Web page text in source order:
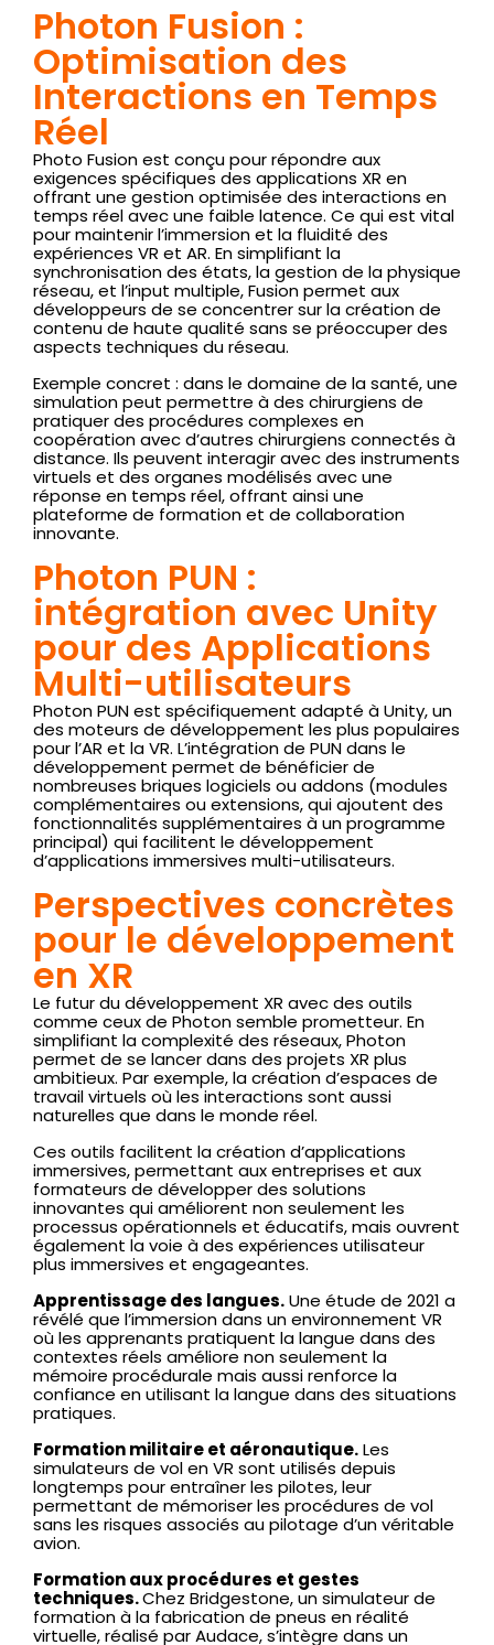
Photon Fusion :
Optimisation des
Interactions en Temps
Réel
Photo Fusion est conçu pour répondre aux
exigences spécifiques des applications XR en
offrant une gestion optimisée des interactions en
temps réel avec une faible latence. Ce qui est vital
pour maintenir l’immersion et la fluidité des
expériences VR et AR. En simplifiant la
synchronisation des états, la gestion de la physique
réseau, et l’input multiple, Fusion permet aux
développeurs de se concentrer sur la création de
contenu de haute qualité sans se préoccuper des
aspects techniques du réseau.
Exemple concret : dans le domaine de la santé, une
simulation peut permettre à des chirurgiens de
pratiquer des procédures complexes en
coopération avec d’autres chirurgiens connectés à
distance. Ils peuvent interagir avec des instruments
virtuels et des organes modélisés avec une
réponse en temps réel, offrant ainsi une
plateforme de formation et de collaboration
innovante.
Photon PUN :
intégration avec Unity
pour des Applications
Multi-utilisateurs
Photon PUN est spécifiquement adapté à Unity, un
des moteurs de développement les plus populaires
pour l’AR et la VR. L’intégration de PUN dans le
développement permet de bénéficier de
nombreuses briques logiciels ou addons (modules
complémentaires ou extensions, qui ajoutent des
fonctionnalités supplémentaires à un programme
principal) qui facilitent le développement
d’applications immersives multi-utilisateurs.
Perspectives concrètes
pour le développement
en XR
Le futur du développement XR avec des outils
comme ceux de Photon semble prometteur. En
simplifiant la complexité des réseaux, Photon
permet de se lancer dans des projets XR plus
ambitieux. Par exemple, la création d’espaces de
travail virtuels où les interactions sont aussi
naturelles que dans le monde réel.
Ces outils facilitent la création d’applications
immersives, permettant aux entreprises et aux
formateurs de développer des solutions
innovantes qui améliorent non seulement les
processus opérationnels et éducatifs, mais ouvrent
également la voie à des expériences utilisateur
plus immersives et engageantes.
Apprentissage des langues.Une étude de 2021 a
révélé que l’immersion dans un environnement VR
où les apprenants pratiquent la langue dans des
contextes réels améliore non seulement la
mémoire procédurale mais aussi renforce la
confiance en utilisant la langue dans des situations
pratiques.
Formation militaire et aéronautique.Les
simulateurs de vol en VR sont utilisés depuis
longtemps pour entraîner les pilotes, leur
permettant de mémoriser les procédures de vol
sans les risques associés au pilotage d’un véritable
avion.
Formation aux procédures et gestes
techniques.Chez Bridgestone, un simulateur de
formation à la fabrication de pneus en réalité
virtuelle, réalisé par Audace, s’intègre dans un